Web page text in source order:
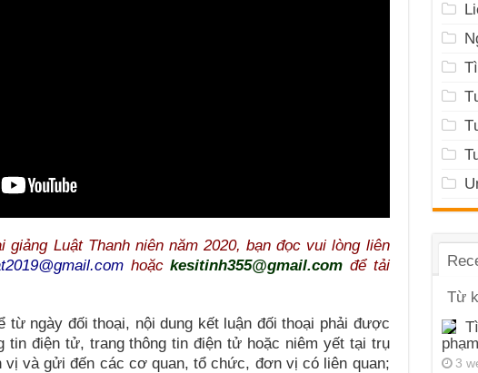
Luật Thanh niên năm 2020, bạn đọc vui lòng liên
hoặckesitinh355@gmail.com để tải
từ ngày đối thoại, nội dung kết luận đối thoại phải được
tin điện tử, trang thông tin điện tử hoặc niêm yết tại trụ
và gửi đến các cơ quan, tổ chức, đơn vị có liên quan;
Từ
3